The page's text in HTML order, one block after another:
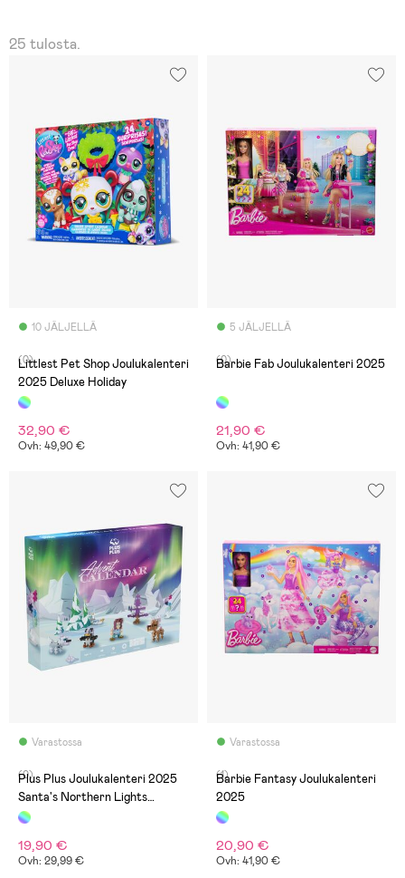
25 tulosta.
10 JÄLJELLÄ
(0)
Littlest Pet Shop Joulukalenteri
2025 Deluxe Holiday
32,90 €
Ovh: 49,90 €
5 JÄLJELLÄ
(0)
Barbie Fab Joulukalenteri 2025
21,90 €
Ovh: 41,90 €
Varastossa
(0)
Plus Plus Joulukalenteri 2025
Santa's Northern Lights
Adventure
19,90 €
Ovh: 29,99 €
Varastossa
(1)
Barbie Fantasy Joulukalenteri
2025
20,90 €
Ovh: 41,90 €